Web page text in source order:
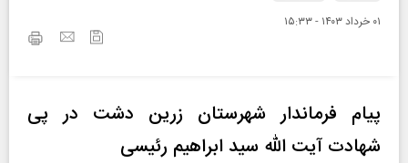
۰۱ خرداد ۱۴۰۳ - ۱۵:۳۳
پیام فرماندار شهرستان زرین دشت در پی
شهادت آیت الله سید ابراهیم رئیسی